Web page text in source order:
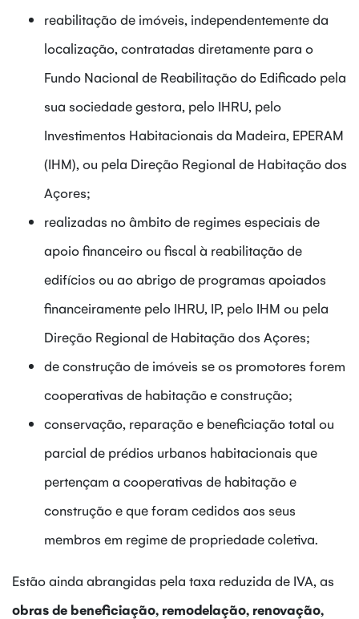
reabilitação de imóveis, independentemente da
localização, contratadas diretamente para o
Fundo Nacional de Reabilitação do Edificado pela
sua sociedade gestora, pelo IHRU, pelo
Investimentos Habitacionais da Madeira, EPERAM
(IHM), ou pela Direção Regional de Habitação dos
Açores;
realizadas no âmbito de regimes especiais de
apoio financeiro ou fiscal à reabilitação de
edifícios ou ao abrigo de programas apoiados
financeiramente pelo IHRU, IP, pelo IHM ou pela
Direção Regional de Habitação dos Açores;
de construção de imóveis se os promotores forem
cooperativas de habitação e construção;
conservação, reparação e beneficiação total ou
parcial de prédios urbanos habitacionais que
pertençam a cooperativas de habitação e
construção e que foram cedidos aos seus
membros em regime de propriedade coletiva.
Estão ainda abrangidas pela taxa reduzida de IVA, as
obras de beneficiação, remodelação, renovação,